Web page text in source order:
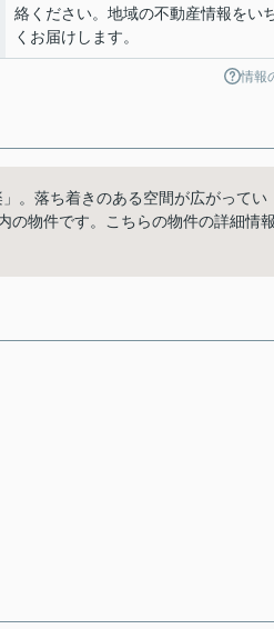
絡ください。地域の不動産情報をい
くお届けします。
情報
。落ち着きのある空間が広がってい
の物件です。こちらの物件の詳細情報